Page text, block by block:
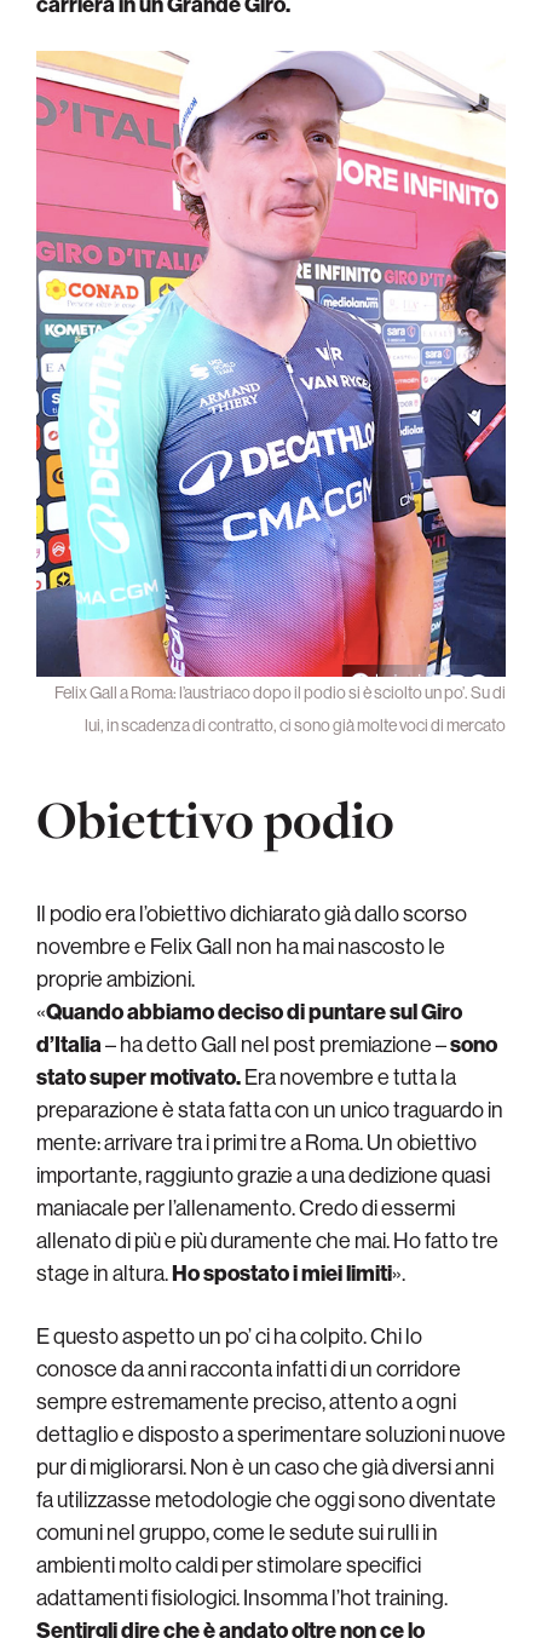
Felix Gall a Roma: l’austriaco dopo il podio si è sciolto un po’. Su di
lui, in scadenza di contratto, ci sono già molte voci di mercato
Obiettivo podio
Il podio era l’obiettivo dichiarato già dallo scorso
novembre e Felix Gall non ha mai nascosto le
proprie ambizioni.
«Quando abbiamo deciso di puntare sul Giro
d’Italia– ha detto Gall nel post premiazione –sono
stato super motivato.Era novembre e tutta la
preparazione è stata fatta con un unico traguardo in
mente: arrivare tra i primi tre a Roma. Un obiettivo
importante, raggiunto grazie a una dedizione quasi
maniacale per l’allenamento. Credo di essermi
allenato di più e più duramente che mai. Ho fatto tre
stage in altura.Ho spostato i miei limiti».
E questo aspetto un po’ ci ha colpito. Chi lo
conosce da anni racconta infatti di un corridore
sempre estremamente preciso, attento a ogni
dettaglio e disposto a sperimentare soluzioni nuove
pur di migliorarsi. Non è un caso che già diversi anni
fa utilizzasse metodologie che oggi sono diventate
comuni nel gruppo, come le sedute sui rulli in
ambienti molto caldi per stimolare specifici
adattamenti fisiologici. Insomma l’hot training.
Sentirgli dire che è andato oltre non ce lo